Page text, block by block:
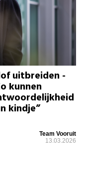
uitbreiden -
kunnen
kindje”
Team Vooruit
13.03.2026